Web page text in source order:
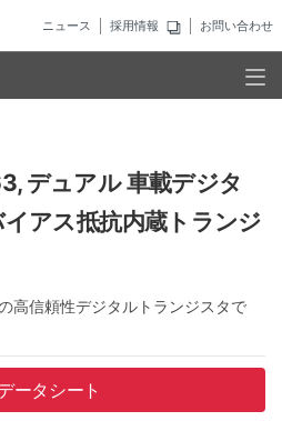
ニュース 採用情報 お問い合わせ
デュアル 車載デジタ
アス抵抗内蔵トランジ
高信頼性デジタルトランジスタで
ータシート